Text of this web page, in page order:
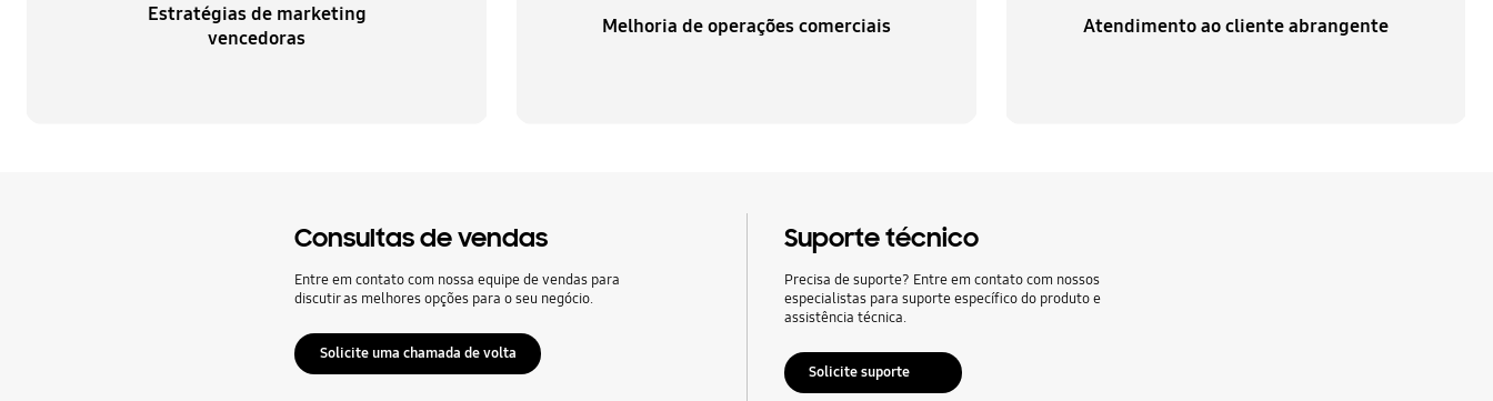
Estratégias de marketing
vencedoras
Melhoria de operações comerciais Atendimento ao cliente abrangente
Consultas de vendas
Entre em contato com nossa equipe de vendas para
discutir as melhores opções para o seu negócio.
Solicite uma chamada de volta
Suporte técnico
Precisa de suporte? Entre em contato com nossos
especialistas para suporte específico do produto e
assistência técnica.
Solicite suporte